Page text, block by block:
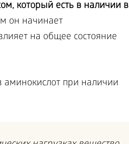
который есть в наличии в
он начинает
на общее состояние
аминокислот при наличии